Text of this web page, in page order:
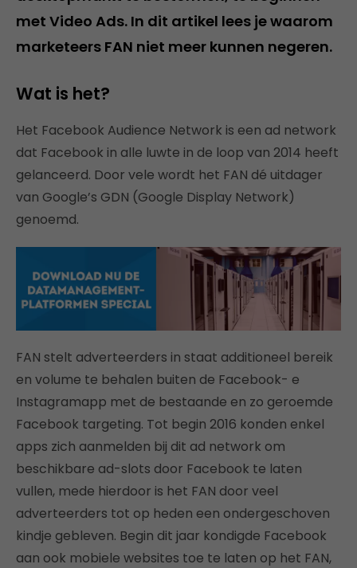
met Video Ads. In dit artikel lees je waarom
marketeers FAN niet meer kunnen negeren.
Wat is het?
Het Facebook Audience Network is een ad network
dat Facebook in alle luwte in de loop van 2014 heeft
gelanceerd. Door vele wordt het FAN dé uitdager
van Google’s GDN (Google Display Network)
genoemd.
FAN stelt adverteerders in staat additioneel bereik
en volume te behalen buiten de Facebook- e
Instagramapp met de bestaande en zo geroemde
Facebook targeting. Tot begin 2016 konden enkel
apps zich aanmelden bij dit ad network om
beschikbare ad-slots door Facebook te laten
vullen, mede hierdoor is het FAN door veel
adverteerders tot op heden een ondergeschoven
kindje gebleven. Begin dit jaar kondigde Facebook
aan ook mobiele websites toe te laten op het FAN,